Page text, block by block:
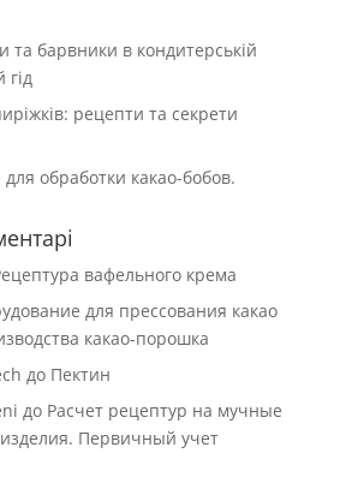
та барвники в кондитерській
гід
рецепти та секрети
обработки какао-бобов.
вафельного крема
для прессования какао
какао-порошка
до Пектин
до Расчет рецептур на мучные
Первичный учет